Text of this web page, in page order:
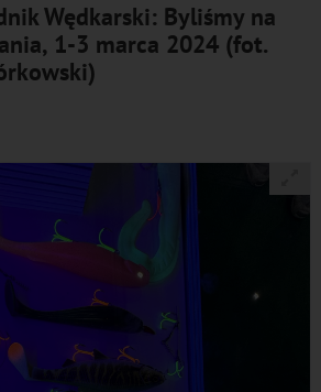
Wędkarski: Byliśmy na
1-3 marca 2024 (fot.